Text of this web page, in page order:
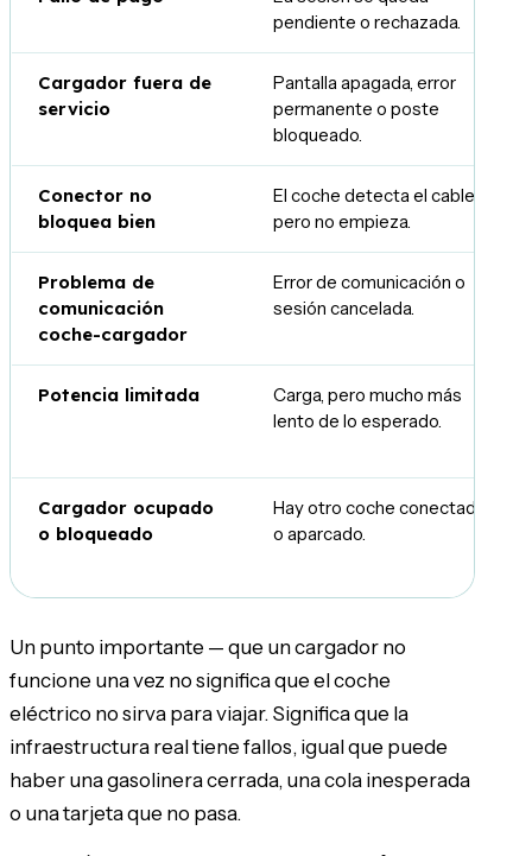
pendiente o rechazada.
Cargador fuera de
servicio
Pantalla apagada, error
permanente o poste
bloqueado.
Conector no
bloquea bien
El coche detecta el cable
pero no empieza.
Problema de
comunicación
coche-cargador
Error de comunicación o
sesión cancelada.
Potencia limitada
Carga, pero mucho más
lento de lo esperado.
Cargador ocupado
o bloqueado
Hay otro coche conectado
o aparcado.
Un punto importante — que un cargador no
funcione una vez no significa que el coche
eléctrico no sirva para viajar. Significa que la
infraestructura real tiene fallos, igual que puede
haber una gasolinera cerrada, una cola inesperada
o una tarjeta que no pasa.